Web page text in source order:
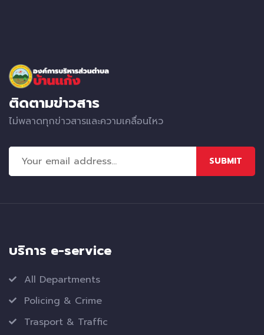
ติดตามข่าวสาร
ไม่พลาดทุกข่าวสารและความเคลื่อนไหว
SUBMIT
บริการ e-service
All Departments
Policing & Crime
Trasport & Traffic